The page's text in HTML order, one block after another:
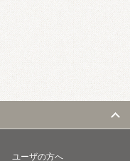
ユーザの方へ